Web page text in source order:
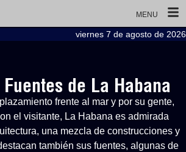
MENU
viernes 7 de agosto de 2026
Fuentes de La Habana
frente al mar y por su gente,
el visitante, La Habana es admirada
una mezcla de construcciones y
también sus fuentes, algunas de